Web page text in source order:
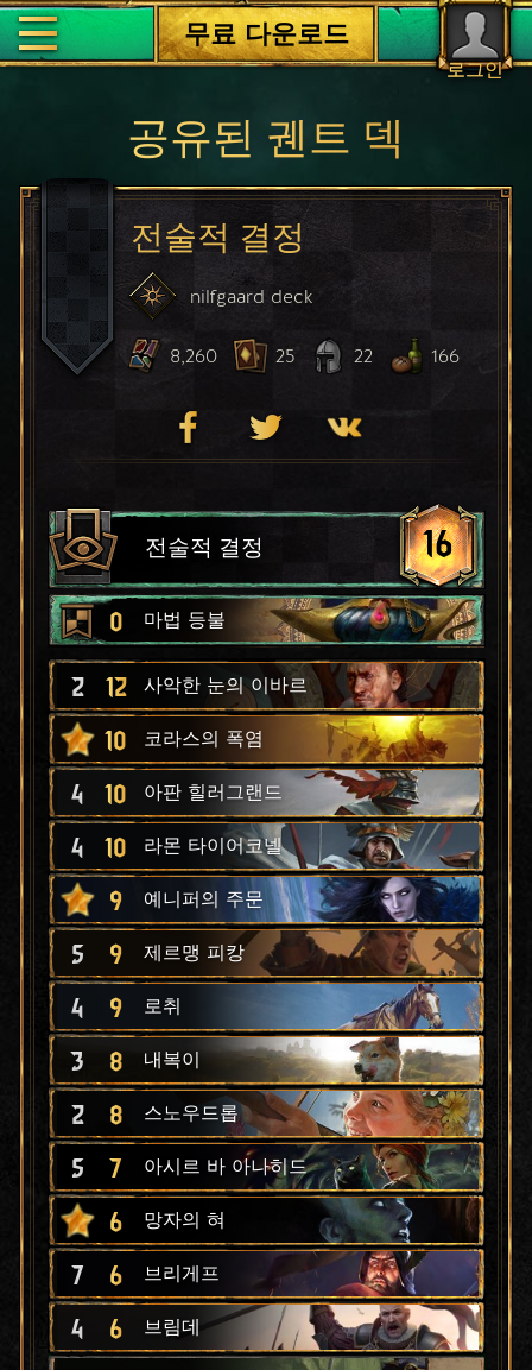
로그인
무료 다운로드
공유된 궨트 덱
전술적 결정
nilfgaard deck
8,260 25 22 166
전술적 결정 16
0 마법 등불
2 12 사악한 눈의 이바르
10 코라스의 폭염
4 10 아판 힐러그랜드
4 10 라몬 타이어코넬
9 예니퍼의 주문
5 9 제르맹 피캉
4 9 로취
3 8 내복이
2 8 스노우드롭
5 7 아시르 바 아나히드
6 망자의 혀
7 6 브리게프
4 6 브림데